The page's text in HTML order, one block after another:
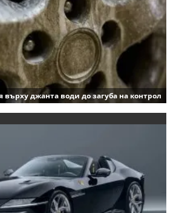
джанта води до загуба на контрол